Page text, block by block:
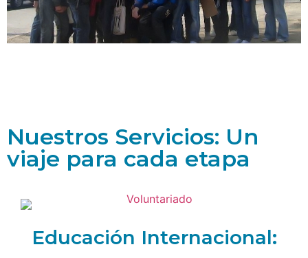
Nuestros Servicios: Un
viaje para cada etapa
Educación Internacional: